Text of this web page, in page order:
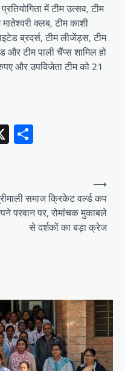
में टीम उत्सव, टीम
मातेश्वरी क्लब, टीम काशी
ब्रदर्स, टीम लीजेंड्स, टीम
और टीम पाली चैंप्स शामिल हो
और उपविजेता टीम को 21
X
समाज क्रिकेट वर्ल्ड कप
परवान पर, रोमांचक मुकाबले
से दर्शकों का बड़ा क्रेज
⟶